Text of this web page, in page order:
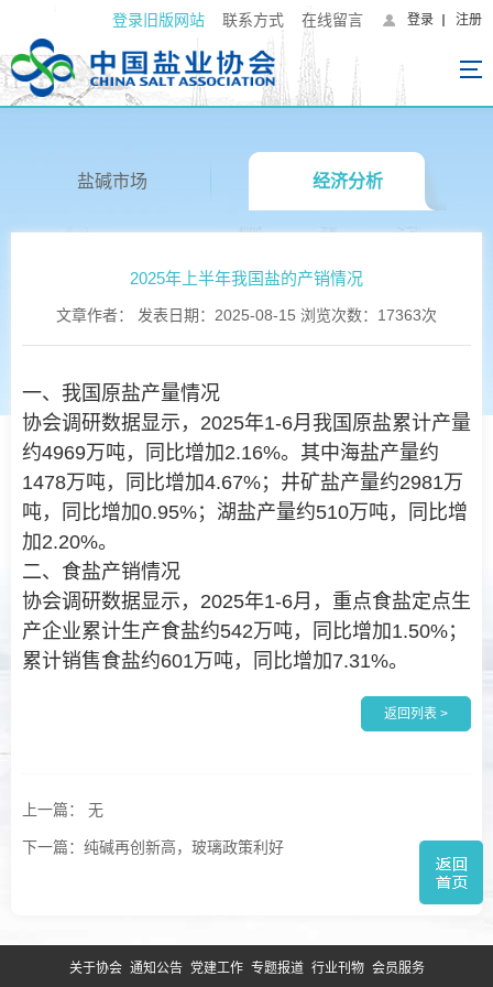
登录旧版网站 联系方式 在线留言 登录 注册
盐碱市场 经济分析
2025年上半年我国盐的产销情况
文章作者： 发表日期：2025-08-15 浏览次数：17363次
一、我国原盐产量情况
协会调研数据显示，2025年1-6月我国原盐累计产量
约4969万吨，同比增加2.16%。其中海盐产量约
1478万吨，同比增加4.67%；井矿盐产量约2981万
吨，同比增加0.95%；湖盐产量约510万吨，同比增
加2.20%。
二、食盐产销情况
协会调研数据显示，2025年1-6月，重点食盐定点生
产企业累计生产食盐约542万吨，同比增加1.50%；
累计销售食盐约601万吨，同比增加7.31%。
返回列表 >
上一篇： 无
下一篇：纯碱再创新高，玻璃政策利好
关于协会 通知公告 党建工作 专题报道 行业刊物 会员服务